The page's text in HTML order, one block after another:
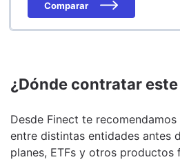
Comparar
¿Dónde contratar
Desde Finect te
entre distintas entidades antes
planes, ETFs y otros productos